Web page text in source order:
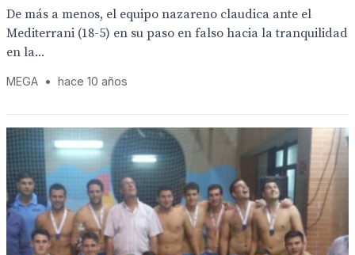
De más a menos, el equipo nazareno claudica ante el
Mediterrani (18-5) en su paso en falso hacia la tranquilidad
en la...
MEGA • hace 10 años